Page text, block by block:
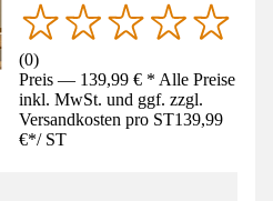
(0)
Preis — 139,99 € * Alle Preise
inkl. MwSt. und ggf. zzgl.
Versandkosten pro ST139,99
€*/ ST